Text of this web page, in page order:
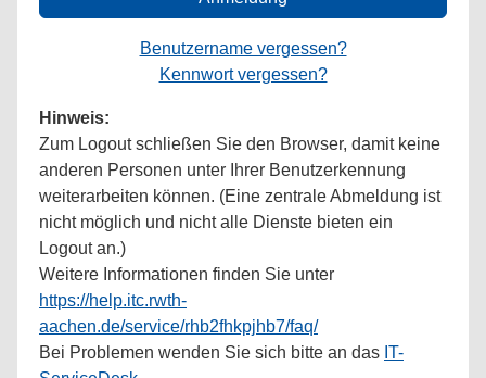
Benutzername vergessen?
Kennwort vergessen?
Hinweis:
Zum Logout schließen Sie den Browser, damit keine
anderen Personen unter Ihrer Benutzerkennung
weiterarbeiten können. (Eine zentrale Abmeldung ist
nicht möglich und nicht alle Dienste bieten ein
Logout an.)
Weitere Informationen finden Sie unter
https://help.itc.rwth-
aachen.de/service/rhb2fhkpjhb7/faq/
Bei Problemen wenden Sie sich bitte an das IT-